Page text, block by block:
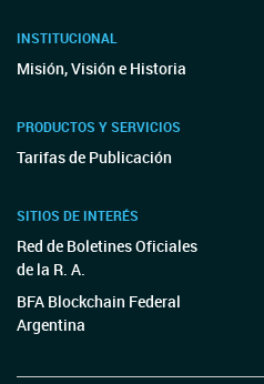
INSTITUCIONAL
Misión, Visión e Historia
PRODUCTOS Y SERVICIOS
Tarifas de Publicación
SITIOS DE INTERÉS
Red de Boletines Oficiales
de la R. A.
BFA Blockchain Federal
Argentina